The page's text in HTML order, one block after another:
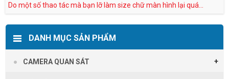
Do một số thao tác mà bạn lỡ làm size chữ màn hình lại quá...
DANH MỤC SẢN PHẨM
CAMERA QUAN SÁT